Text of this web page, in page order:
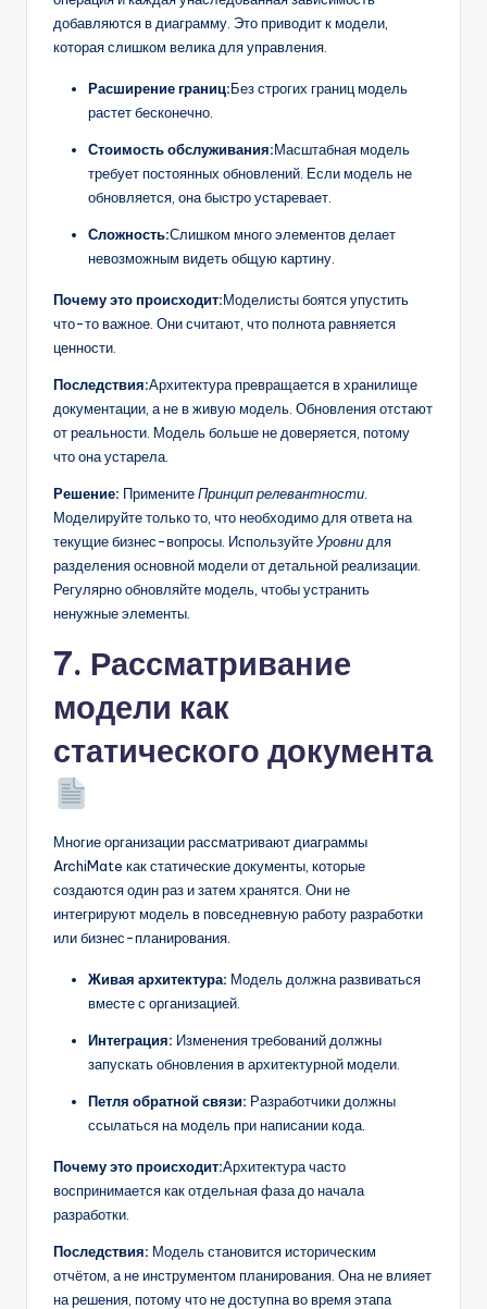
добавляются в диаграмму. Это приводит к модели,
которая слишком велика для управления.
Расширение границ:Без строгих границ модель
растет бесконечно.
Стоимость обслуживания:Масштабная модель
требует постоянных обновлений. Если модель не
обновляется, она быстро устаревает.
Сложность:Слишком много элементов делает
невозможным видеть общую картину.
Почему это происходит:Моделисты боятся упустить
что-то важное. Они считают, что полнота равняется
ценности.
Последствия:Архитектура превращается в хранилище
документации, а не в живую модель. Обновления отстают
от реальности. Модель больше не доверяется, потому
что она устарела.
Решение: ПрименитеПринцип релевантности
Моделируйте только то, что необходимо для ответа на
текущие бизнес-вопросы. ИспользуйтеУровни для
разделения основной модели от детальной реализации.
Регулярно обновляйте модель, чтобы устранить
ненужные элементы.
7. Рассматривание
модели как
статического документа
Многие организации рассматривают диаграммы
ArchiMate как статические документы, которые
создаются один раз и затем хранятся. Они не
интегрируют модель в повседневную работу разработки
или бизнес-планирования.
Живая архитектура: Модель должна развиваться
вместе с организацией.
Интеграция: Изменения требований должны
запускать обновления в архитектурной модели.
Петля обратной связи: Разработчики должны
ссылаться на модель при написании кода.
Почему это происходит:Архитектура часто
воспринимается как отдельная фаза до начала
разработки.
Последствия: Модель становится историческим
отчётом, а не инструментом планирования. Она не влияет
на решения, потому что не доступна во время этапа